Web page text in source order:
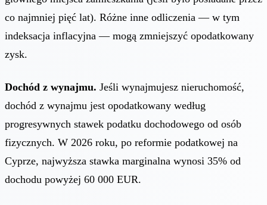
co najmniej pięć lat). Różne inne odliczenia — w tym
indeksacja inflacyjna — mogą zmniejszyć opodatkowany
zysk.
Dochód z wynajmu. Jeśli wynajmujesz nieruchomość,
dochód z wynajmu jest opodatkowany według
progresywnych stawek podatku dochodowego od osób
fizycznych. W 2026 roku, po reformie podatkowej na
Cyprze, najwyższa stawka marginalna wynosi 35% od
dochodu powyżej 60 000 EUR.